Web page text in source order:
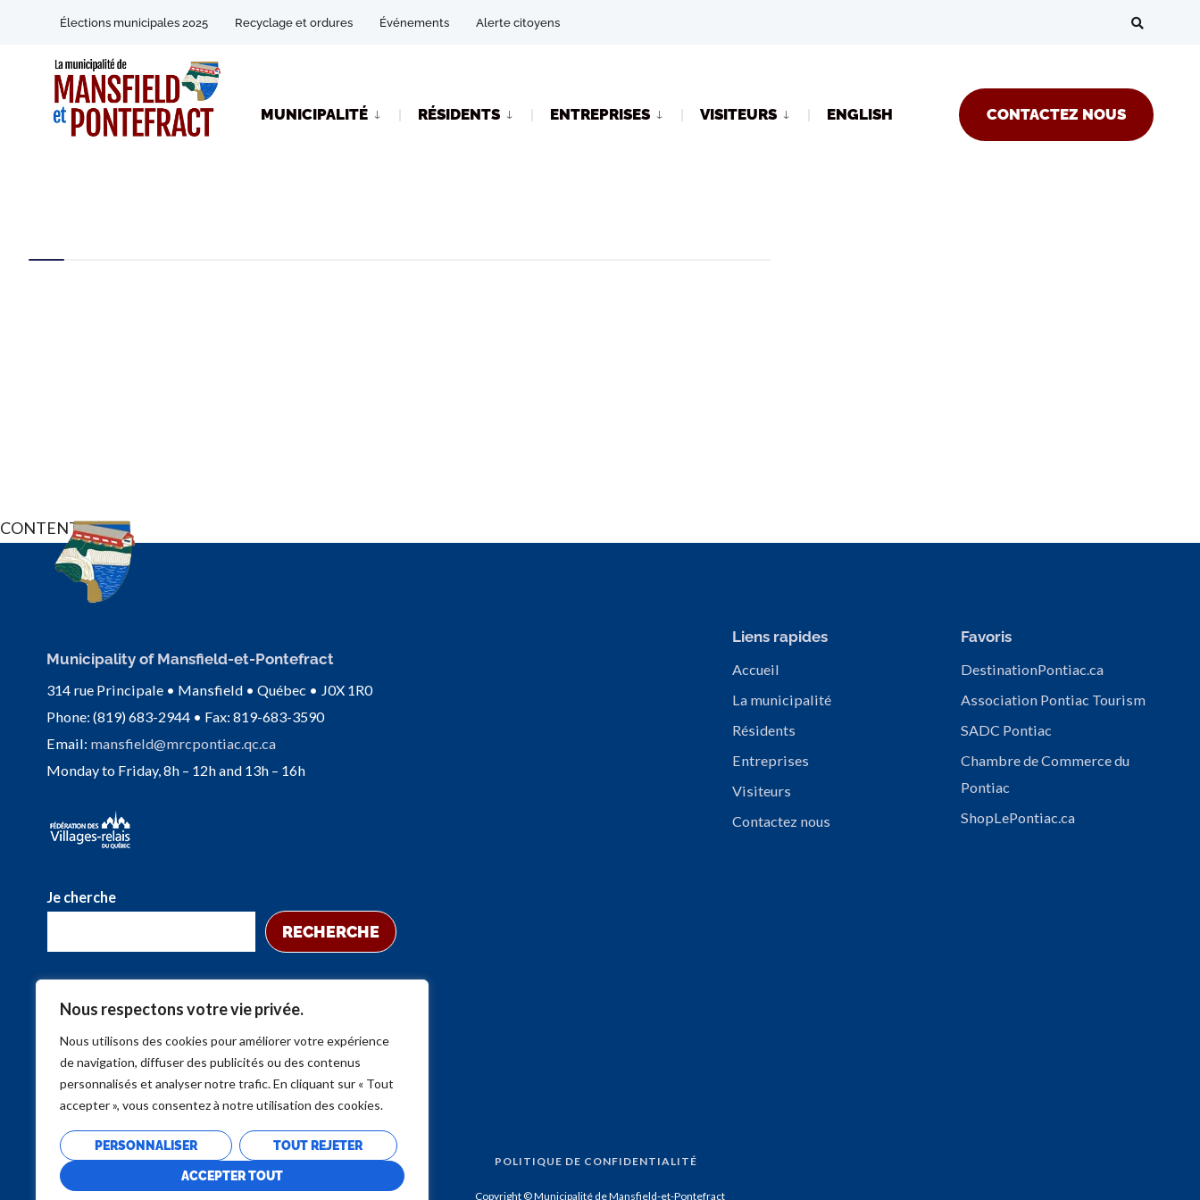
Nous respectons votre vie privée.
Nous utilisons des cookies pour améliorer votre expérience
de navigation, diffuser des publicités ou des contenus
personnalisés et analyser notre trafic. En cliquant sur « Tout
accepter », vous consentez à notre utilisation des cookies.
PERSONNALISER TOUT REJETER
ACCEPTER TOUT
Élections municipales 2025 Recyclage et ordures Événements Alerte citoyens
MUNICIPALITÉ RÉSIDENTS ENTREPRISES VISITEURS CONTACTEZ NOUS
ENGLISH
CONTENTS
Municipality of Mansfield-et-Pontefract
314 rue Principale • Mansfield • Québec • J0X 1R0
Phone: (819) 683-2944 • Fax: 819-683-3590
Email: mansfield@mrcpontiac.qc.ca
Monday to Friday, 8h – 12h and 13h – 16h
Je cherche
RECHERCHE
Liens rapides
Accueil
La municipalité
Résidents
Entreprises
Visiteurs
Contactez nous
Favoris
DestinationPontiac.ca
Association Pontiac Tourism
SADC Pontiac
Chambre de Commerce du
Pontiac
ShopLePontiac.ca
POLITIQUE DE CONFIDENTIALITÉ
Copyright © Municipalité de Mansfield-et-Pontefract